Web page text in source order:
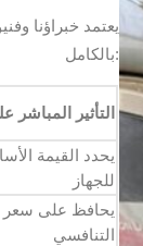
يعتمد خبراؤنا
بالكامل:
التأثير المباشر
يحدد القيمة
للجهاز
يحافظ على سعر
التنافسي